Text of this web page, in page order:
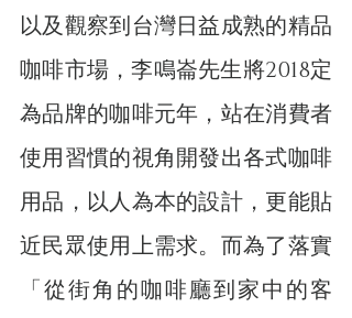
以及觀察到台灣日益成熟的精品
咖啡市場，李鳴崙先生將2018定
為品牌的咖啡元年，站在消費者
使用習慣的視角開發出各式咖啡
用品，以人為本的設計，更能貼
近民眾使用上需求。而為了落實
「從街角的咖啡廳到家中的客